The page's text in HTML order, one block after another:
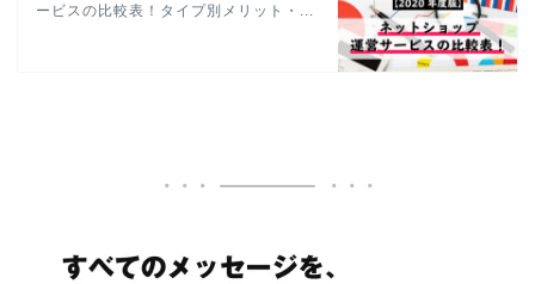
ービスの比較表！タイプ別メリット・...